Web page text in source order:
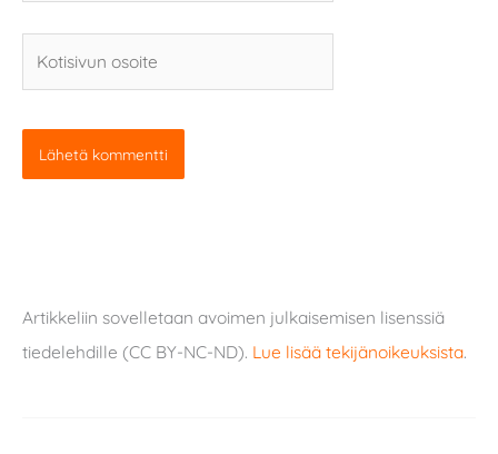
osoite
Artikkeliin sovelletaan avoimen julkaisemisen lisenssiä
tiedelehdille (CC BY-NC-ND). Lue lisää tekijänoikeuksista.